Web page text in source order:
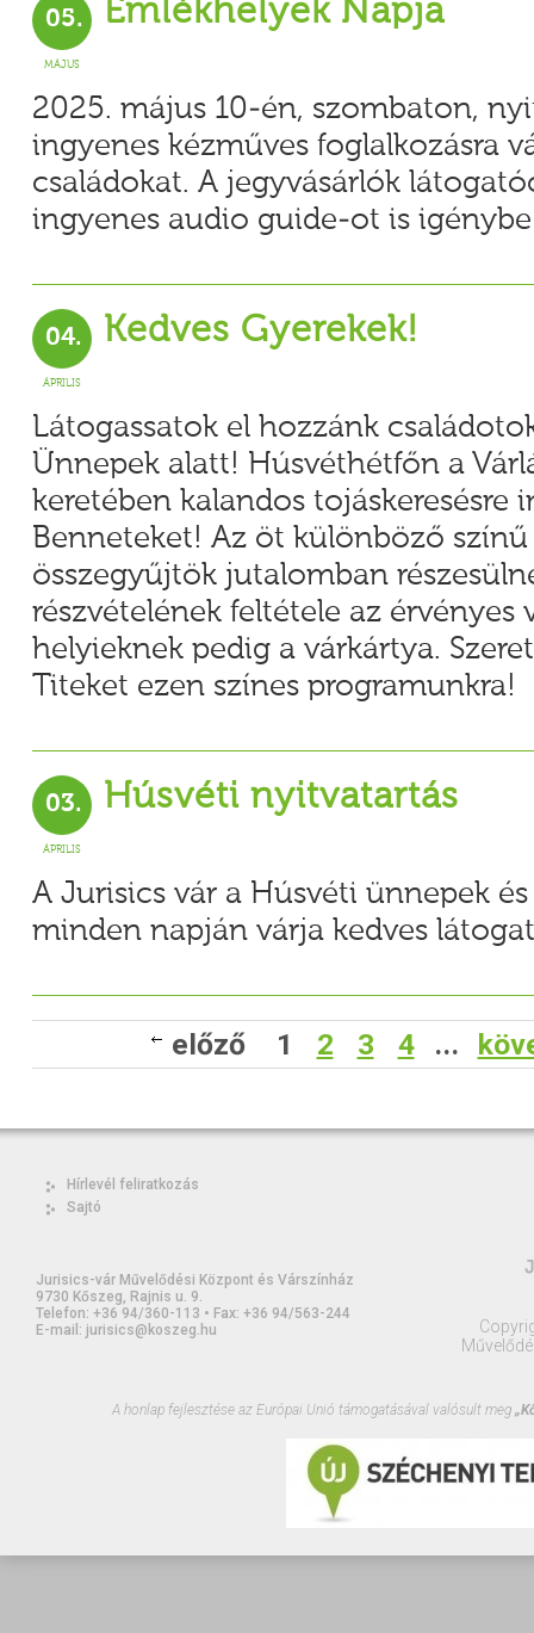
05.
MÁJUS
Emlékhelyek Napja
2025. május 10-én, szombaton,
ingyenes kézműves foglalkozásra
családokat. A jegyvásárlók
ingyenes audio guide-ot is
04.
ÁPRILIS
Kedves Gyerekek!
Látogassatok el hozzánk
Ünnepek alatt! Húsvéthétfőn a
keretében kalandos tojáskeresésre
Benneteket! Az öt különböző
összegyűjtök jutalomban
részvételének feltétele az érvényes
helyieknek pedig a várkártya.
Titeket ezen színes programunkra!
03.
ÁPRILIS
Húsvéti nyitvatartás
A Jurisics vár a Húsvéti ünnepek
minden napján várja kedves
előző 1 2 3 4 ...
Hírlevél feliratkozás
Sajtó
Jurisics-vár Művelődési Központ és Várszínház
9730 Kőszeg, Rajnis u. 9.
Telefon: +36 94/360-113 • Fax: +36 94/563-244
E-mail: jurisics@koszeg.hu
A honlap fejlesztése az Európai Unió támogatásával valósult meg